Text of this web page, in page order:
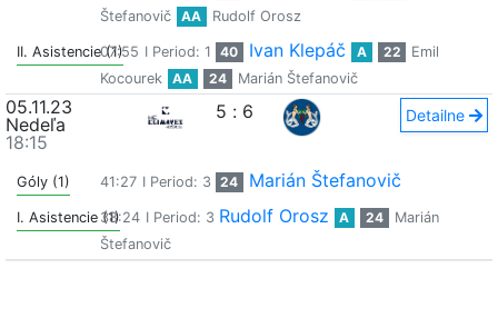
Štefanovič
AA Rudolf Orosz
II. Asistencie (1)
07:55 I Period: 1 40 Ivan Klepáč A 22
Emil
Kocourek
AA 24 Marián Štefanovič
05.11.23
Nedeľa
18:15
5 : 6 Detailne
Góly (1) 41:27 I Period: 3 24 Marián Štefanovič
I. Asistencie (1)38:24 I Period: 3 Rudolf Orosz A 24
Marián
Štefanovič